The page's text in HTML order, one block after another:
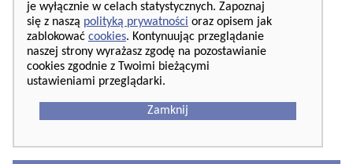
je wyłącznie w celach statystycznych. Zapoznaj
się z naszą polityką prywatności oraz opisem jak
zablokować cookies. Kontynuując przeglądanie
naszej strony wyrażasz zgodę na pozostawianie
cookies zgodnie z Twoimi bieżącymi
ustawieniami przeglądarki.
Zamknij